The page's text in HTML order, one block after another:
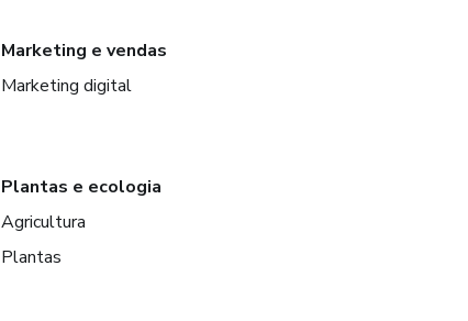
Marketing e vendas
Marketing digital
Plantas e ecologia
Agricultura
Plantas